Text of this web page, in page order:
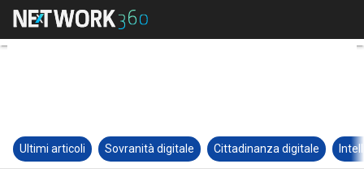
Ultimi articoli Sovranità digitale Cittadinanza digitale